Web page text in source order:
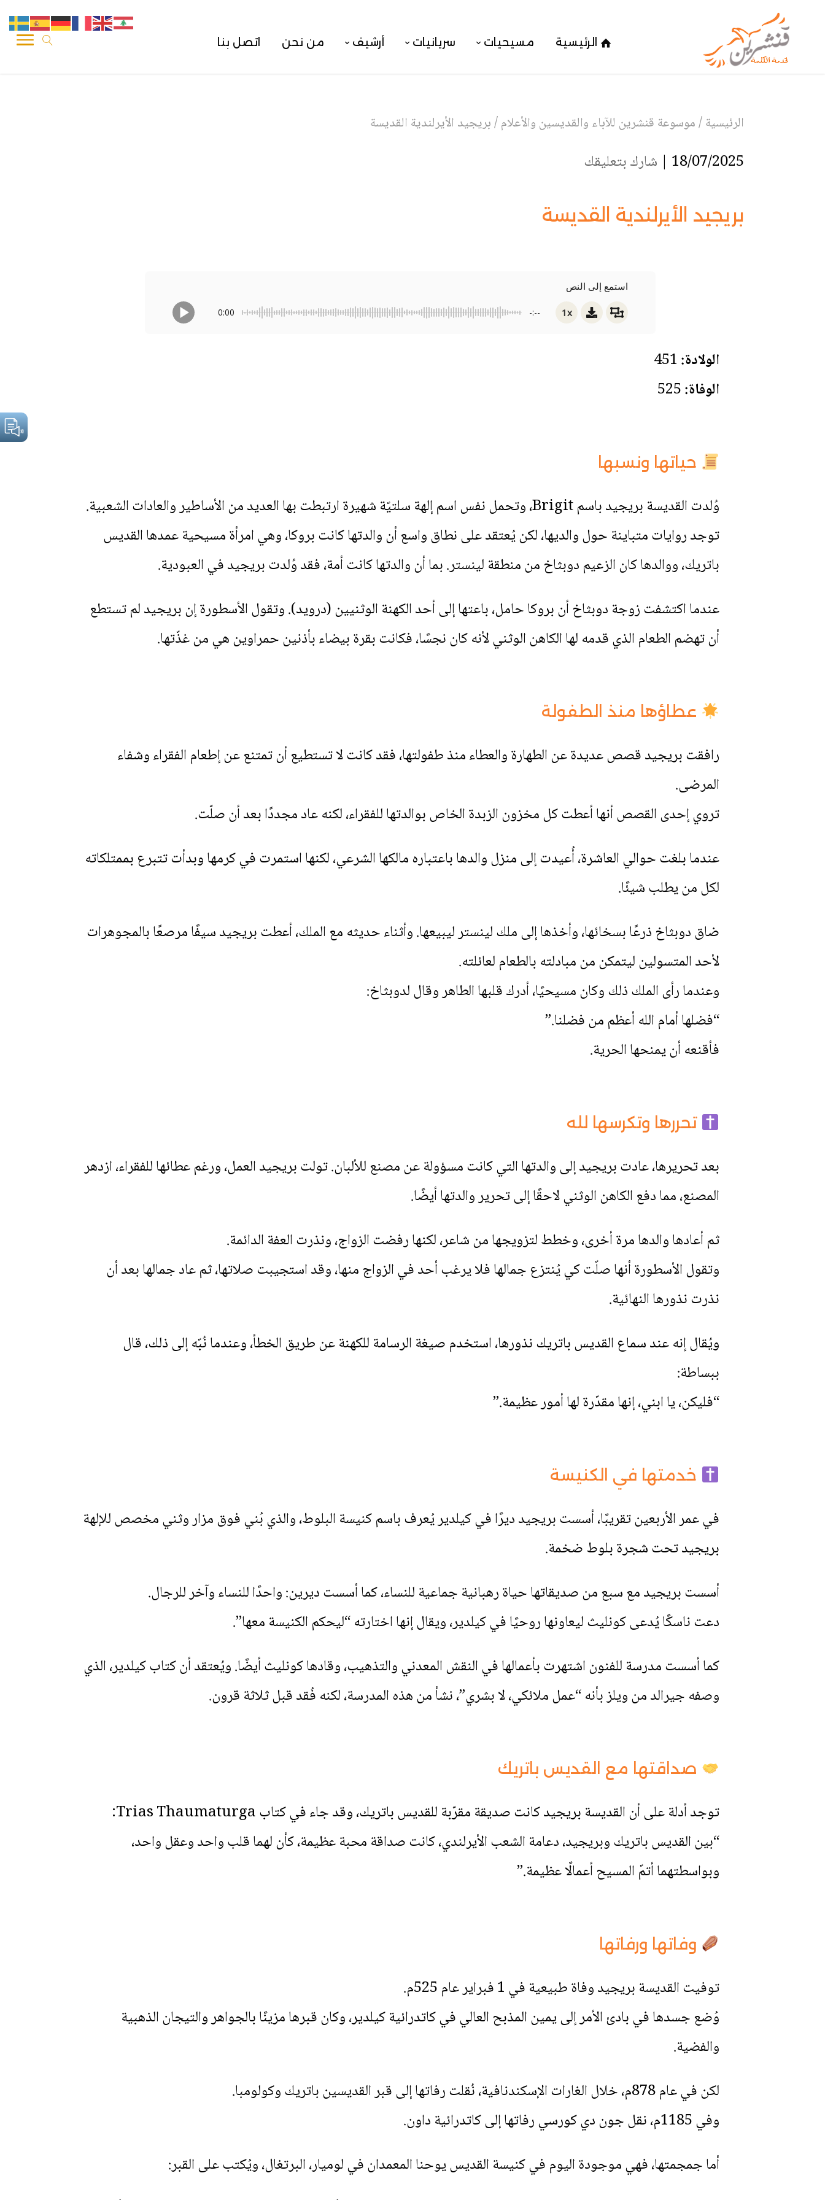
الرئيسية مسيحيات سريانيات أرشيف من نحن اتصل بنا
الرئيسية/موسوعة قنشرين للآباء والقديسين والأعلام/بريجيد الأيرلندية القديسة
18/07/2025 | شارك بتعليقك
بريجيد الأيرلندية القديسة
استمع إلى النص
0:00 -:-- 1x
الولادة:
الوفاة:
حياتها ونسبها
وُلدت القديسة بريجيد باسم Brigit، وتحمل نفس اسم إلهة سلتيّة شهيرة ارتبطت بها العديد من الأساطير والعادات الشعبية.
توجد روايات متباينة حول والديها، لكن يُعتقد على نطاق واسع أن والدتها كانت بروكا، وهي امرأة مسيحية عمدها القديس
باتريك، ووالدها كان الزعيم دوبثاخ من منطقة لينستر. بما أن والدتها كانت أمة، فقد وُلدت بريجيد في العبودية.
عندما اكتشفت زوجة دوبثاخ أن بروكا حامل، باعتها إلى أحد الكهنة الوثنيين (درويد). وتقول الأسطورة إن بريجيد لم تستطع
أن تهضم الطعام الذي قدمه لها الكاهن الوثني لأنه كان نجسًا، فكانت بقرة بيضاء بأذنين حمراوين هي من غذّتها.
عطاؤها منذ الطفولة
رافقت بريجيد قصص عديدة عن الطهارة والعطاء منذ طفولتها، فقد كانت لا تستطيع أن تمتنع عن إطعام الفقراء وشفاء
المرضى.
تروي إحدى القصص أنها أعطت كل مخزون الزبدة الخاص بوالدتها للفقراء، لكنه عاد مجددًا بعد أن صلّت.
عندما بلغت حوالي العاشرة، أُعيدت إلى منزل والدها باعتباره مالكها الشرعي، لكنها استمرت في كرمها وبدأت تتبرع بممتلكاته
لكل من يطلب شيئًا.
ضاق دوبثاخ ذرعًا بسخائها، وأخذها إلى ملك لينستر ليبيعها. وأثناء حديثه مع الملك، أعطت بريجيد سيفًا مرصعًا بالمجوهرات
لأحد المتسولين ليتمكن من مبادلته بالطعام لعائلته.
وعندما رأى الملك ذلك وكان مسيحيًا، أدرك قلبها الطاهر وقال لدوبثاخ:
“فضلها أمام الله أعظم من فضلنا.”
فأقنعه أن يمنحها الحرية.
تحررها وتكرسها لله
بعد تحريرها، عادت بريجيد إلى والدتها التي كانت مسؤولة عن مصنع للألبان. تولت بريجيد العمل، ورغم عطائها للفقراء، ازدهر
المصنع، مما دفع الكاهن الوثني لاحقًا إلى تحرير والدتها أيضًا.
ثم أعادها والدها مرة أخرى، وخطط لتزويجها من شاعر، لكنها رفضت الزواج، ونذرت العفة الدائمة.
وتقول الأسطورة أنها صلّت كي يُنتزع جمالها فلا يرغب أحد في الزواج منها، وقد استجيبت صلاتها، ثم عاد جمالها بعد أن
نذرت نذورها النهائية.
ويُقال إنه عند سماع القديس باتريك نذورها، استخدم صيغة الرسامة للكهنة عن طريق الخطأ، وعندما نُبّه إلى ذلك، قال
ببساطة:
“فليكن، يا ابني، إنها مقدّرة لها أمور عظيمة.”
خدمتها في الكنيسة
في عمر الأربعين تقريبًا، أسست بريجيد ديرًا في كيلدير يُعرف باسم كنيسة البلوط، والذي بُني فوق مزار وثني مخصص للإلهة
بريجيد تحت شجرة بلوط ضخمة.
أسست بريجيد مع سبع من صديقاتها حياة رهبانية جماعية للنساء، كما أسست ديرين: واحدًا للنساء وآخر للرجال.
دعت ناسكًا يُدعى كونليث ليعاونها روحيًا في كيلدير، ويقال إنها اختارته “ليحكم الكنيسة معها”.
كما أسست مدرسة للفنون اشتهرت بأعمالها في النقش المعدني والتذهيب، وقادها كونليث أيضًا. ويُعتقد أن كتاب كيلدير، الذي
وصفه جيرالد من ويلز بأنه “عمل ملائكي، لا بشري”، نشأ من هذه المدرسة، لكنه فُقد قبل ثلاثة قرون.
صداقتها مع القديس باتريك
توجد أدلة على أن القديسة بريجيد كانت صديقة مقرّبة للقديس باتريك، وقد جاء في كتاب Trias Thaumaturga:
“بين القديس باتريك وبريجيد، دعامة الشعب الأيرلندي، كانت صداقة محبة عظيمة، كأن لهما قلب واحد وعقل واحد،
وبواسطتهما أتمّ المسيح أعمالًا عظيمة.”
وفاتها ورفاتها
توفيت القديسة بريجيد وفاة طبيعية في 1 فبراير عام 525م.
وُضع جسدها في بادئ الأمر إلى يمين المذبح العالي في كاتدرائية كيلدير، وكان قبرها مزينًا بالجواهر والتيجان الذهبية
والفضية.
لكن في عام 878م، خلال الغارات الإسكندنافية، نُقلت رفاتها إلى قبر القديسين باتريك وكولومبا.
وفي 1185م، نقل جون دي كورسي رفاتها إلى كاتدرائية داون.
أما جمجمتها، فهي موجودة اليوم في كنيسة القديس يوحنا المعمدان في لوميار، البرتغال، ويُكتب على القبر: